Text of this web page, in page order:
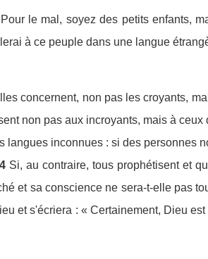
le mal, soyez des petits enfants,
à ce peuple dans une langue
concernent, non pas les croyants,
non pas aux incroyants, mais à ceux
langues inconnues : si des personnes
Si, au contraire, tous prophétisent et
et sa conscience ne sera-t-elle pas
et s'écriera : « Certainement, Dieu est